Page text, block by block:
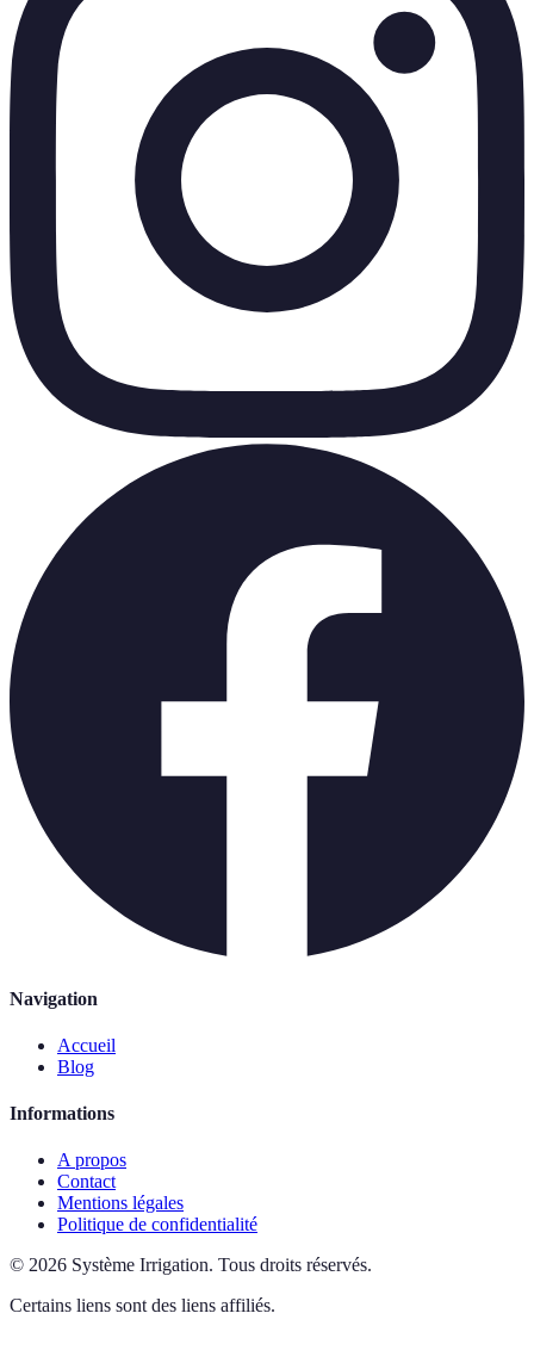
Navigation
Accueil
Blog
Informations
A propos
Contact
Mentions légales
Politique de confidentialité
© 2026 Système Irrigation. Tous droits réservés.
Certains liens sont des liens affiliés.